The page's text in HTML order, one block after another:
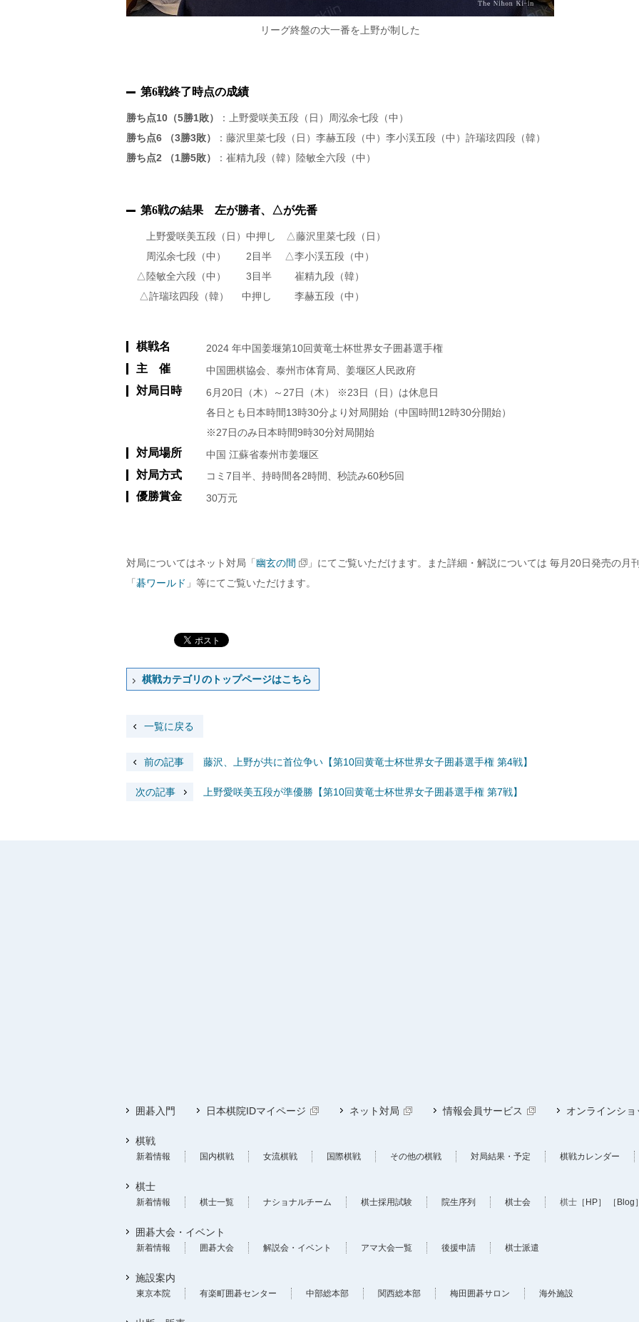
リーグ終盤の大一番を上野が制した
第6戦終了時点の成績
勝ち点10（5勝1敗）
：上野愛咲美五段（日）周泓余七段（中）
勝ち点6 （3勝3敗）
：藤沢里菜七段（日）李赫五段（中）李小渓五段（中）許瑞玹四段（韓）
勝ち点2 （1勝5敗）
：崔精九段（韓）陸敏全六段（中）
第6戦の結果 左が勝者、△が先番
上野愛咲美五段（日）中押し △藤沢里菜七段（日）
周泓余七段（中） 2目半 △李小渓五段（中）
△陸敏全六段（中） 3目半 崔精九段（韓）
△許瑞玹四段（韓） 中押し 李赫五段（中）
棋戦名 2024 年中国姜堰第10回黄竜士杯世界女子囲碁選手権
主 催 中国囲棋協会、泰州市体育局、姜堰区人民政府
対局日時
6月20日（木）～27日（木） ※23日（日）は休息日
各日とも日本時間13時30分より対局開始（中国時間12時30分開始）
※27日のみ日本時間9時30分対局開始
対局場所 中国 江蘇省泰州市姜堰区
対局方式 コミ7目半、持時間各2時間、秒読み60秒5回
優勝賞金 30万元
対局についてはネット対局「 幽玄の間 」にてご覧いただけます。また詳細・解説については 毎月20日発売の月
「 碁ワールド 」等にてご覧いただけます。
棋戦カテゴリのトップページはこちら
一覧に戻る
前の記事 藤沢、上野が共に首位争い【第10回黄竜士杯世界女子囲碁選手権 第4戦】
次の記事 上野愛咲美五段が準優勝【第10回黄竜士杯世界女子囲碁選手権 第7戦】
囲碁入門 日本棋院IDマイページ ネット対局 情報会員サービス オンラインショ
棋戦
新着情報 国内棋戦 女流棋戦 国際棋戦 その他の棋戦 対局結果・予定 棋戦カレンダー
棋士
新着情報 棋士一覧 ナショナルチーム 棋士採用試験 院生序列 棋士会 棋士 ［HP］ ［Blog
囲碁大会・イベント
新着情報 囲碁大会 解説会・イベント アマ大会一覧 後援申請 棋士派遣
施設案内
東京本院 有楽町囲碁センター 中部総本部 関西総本部 梅田囲碁サロン 海外施設